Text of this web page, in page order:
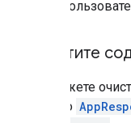
Очистите
Вы можете
вашего